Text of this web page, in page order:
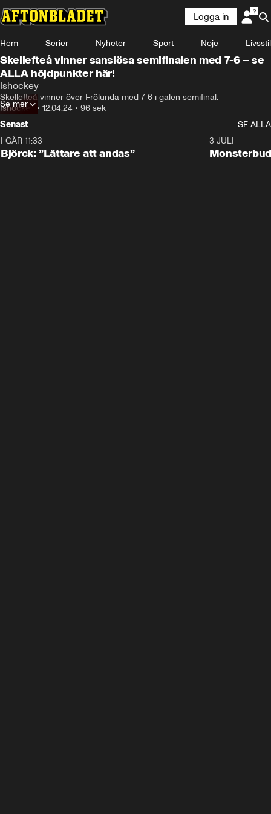
Logga in
Hem Serier Nyheter Sport Nöje Livsstil
Skellefteå vinner sanslösa semifinalen med 7-6 – se
ALLA höjdpunkter här!
Ishockey
Skellefteå vinner över Frölunda med 7-6 i galen semifinal.
Ishockey• 12.04.24 • 96 sek
Se mer
Senast
SE ALLA
I GÅR 11:33
Björck: ”Lättare att andas”
3 JULI